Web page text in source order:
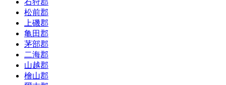
松前郡
上磯郡
亀田郡
茅部郡
二海郡
山越郡
檜山郡